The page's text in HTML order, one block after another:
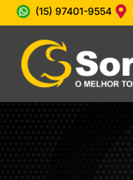
(15) 97401-9554